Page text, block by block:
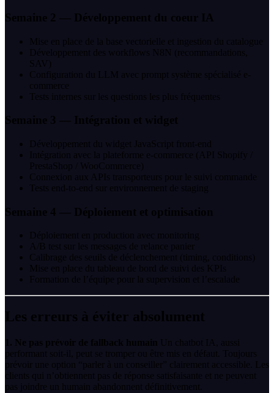
Semaine 2 — Développement du coeur IA
Mise en place de la base vectorielle et ingestion du catalogue
Développement des workflows N8N (recommandations,
SAV)
Configuration du LLM avec prompt système spécialisé e-
commerce
Tests internes sur les questions les plus fréquentes
Semaine 3 — Intégration et widget
Développement du widget JavaScript front-end
Intégration avec la plateforme e-commerce (API Shopify /
PrestaShop / WooCommerce)
Connexion aux APIs transporteurs pour le suivi commande
Tests end-to-end sur environnement de staging
Semaine 4 — Déploiement et optimisation
Déploiement en production avec monitoring
A/B test sur les messages de relance panier
Calibrage des seuils de déclenchement (timing, conditions)
Mise en place du tableau de bord de suivi des KPIs
Formation de l’équipe pour la supervision et l’escalade
Les erreurs à éviter absolument
1. Ne pas prévoir de fallback humain Un chatbot IA, aussi
performant soit-il, peut se tromper ou être mis en défaut. Toujours
prévoir une option “parler à un conseiller” clairement accessible. Les
clients qui n’obtiennent pas de réponse satisfaisante et ne peuvent
pas joindre un humain abandonnent définitivement.